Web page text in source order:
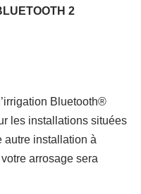
2
Bluetooth®
les installations situées
autre installation à
arrosage sera